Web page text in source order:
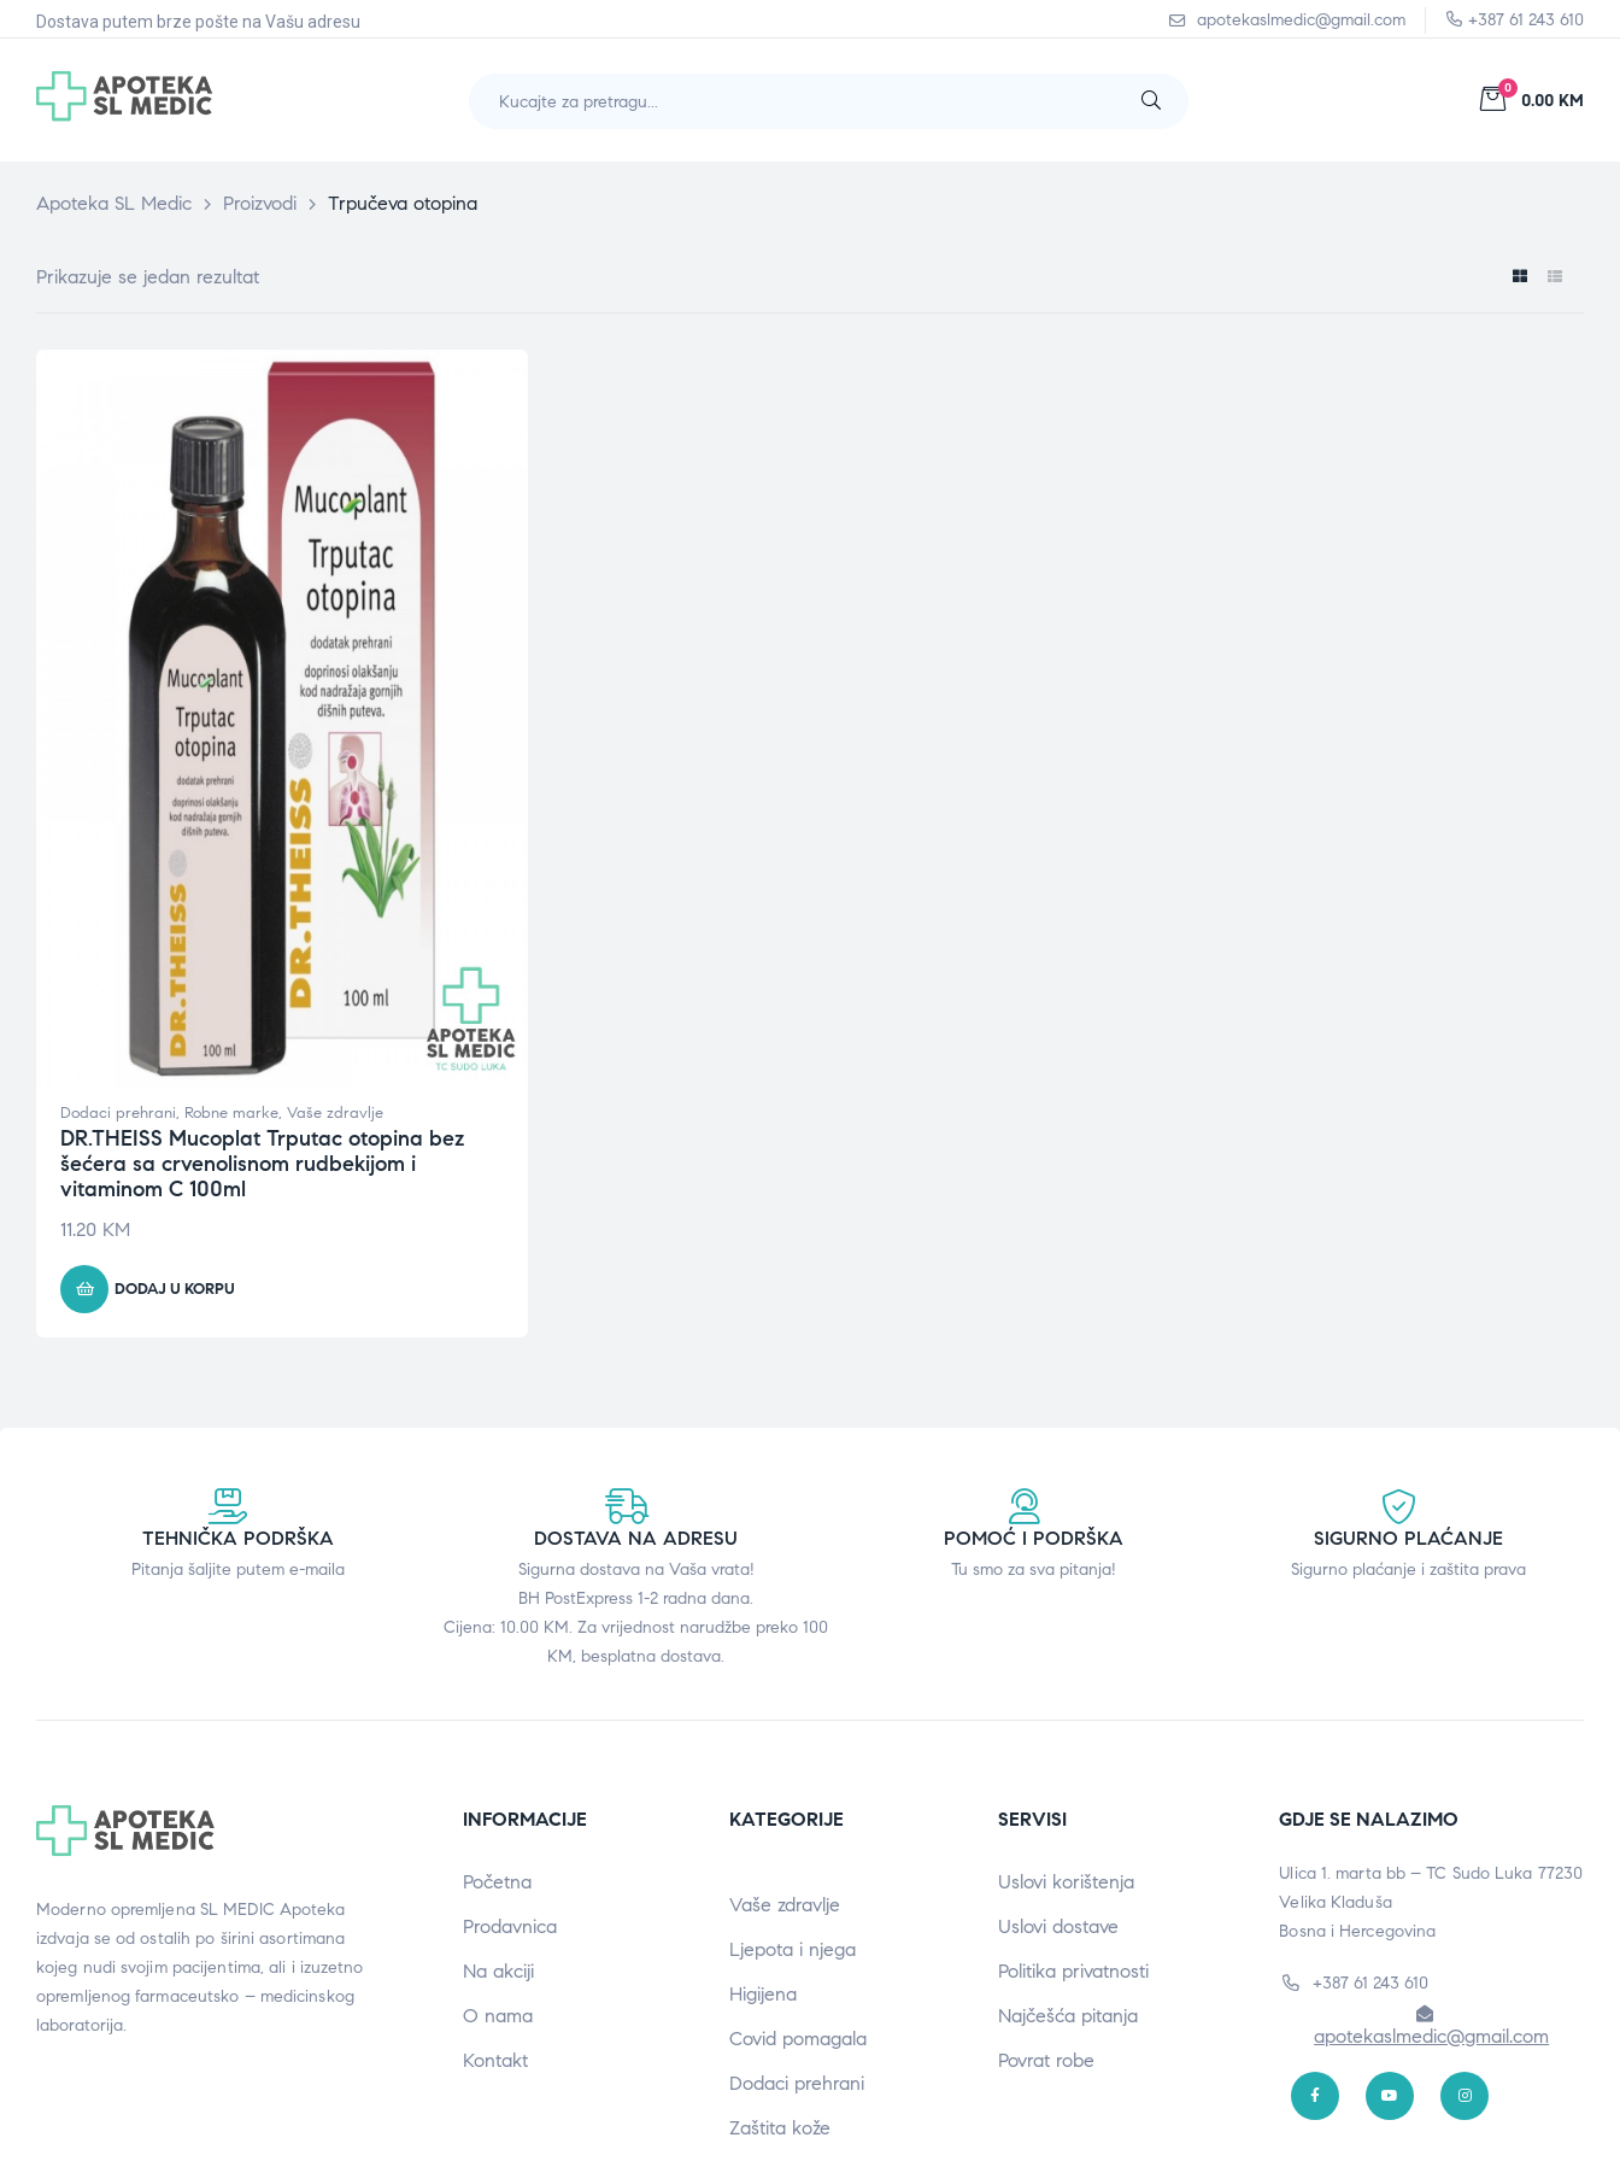
Dostava putem brze pošte na Vašu adresu apotekaslmedic@gmail.com +387 61 243 610
0
0.00 KM
Apoteka SL Medic > Proizvodi > Trpučeva otopina
Prikazuje se jedan rezultat
Dodaci prehrani, Robne marke, Vaše zdravlje
DR.THEISS Mucoplat Trputac otopina bez
šećera sa crvenolisnom rudbekijom i
vitaminom C 100ml
11.20 KM
DODAJ U KORPU
TEHNIČKA PODRŠKA
Pitanja šaljite putem e-maila
DOSTAVA NA ADRESU
Sigurna dostava na Vaša vrata!
BH PostExpress 1-2 radna dana.
Cijena: 10.00 KM. Za vrijednost narudžbe preko 100
KM, besplatna dostava.
POMOĆ I PODRŠKA
Tu smo za sva pitanja!
SIGURNO PLAĆANJE
Sigurno plaćanje i zaštita prava
Moderno opremljena SL MEDIC Apoteka
izdvaja se od ostalih po širini asortimana
kojeg nudi svojim pacijentima, ali i izuzetno
opremljenog farmaceutsko – medicinskog
laboratorija.
INFORMACIJE
Početna
Prodavnica
Na akciji
O nama
Kontakt
KATEGORIJE
Vaše zdravlje
Ljepota i njega
Higijena
Covid pomagala
Dodaci prehrani
Zaštita kože
SERVISI
Uslovi korištenja
Uslovi dostave
Politika privatnosti
Najčešća pitanja
Povrat robe
GDJE SE NALAZIMO
Ulica 1. marta bb – TC Sudo Luka 77230
Velika Kladuša
Bosna i Hercegovina
+387 61 243 610
apotekaslmedic@gmail.com